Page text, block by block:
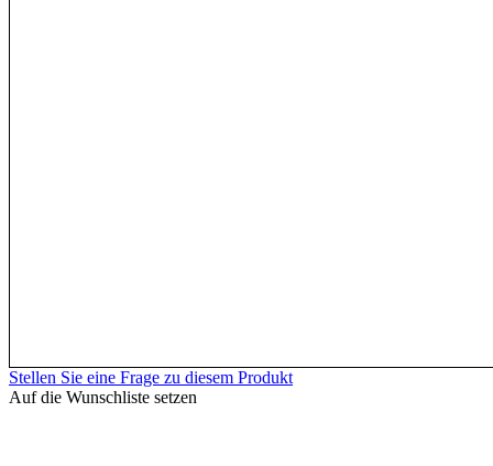
Stellen Sie eine Frage zu diesem Produkt
Auf die Wunschliste setzen